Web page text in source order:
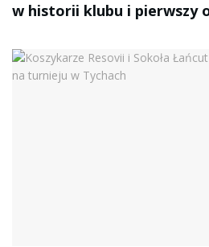
w historii klubu i pierwszy